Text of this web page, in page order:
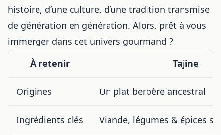
histoire, d’une culture, d’une tradition transmise
de génération en génération. Alors, prêt à vous
immerger dans cet univers gourmand ?
À retenir
Tajine
Origines Un plat berbère ancestral
Ingrédients clés Viande, légumes & épices